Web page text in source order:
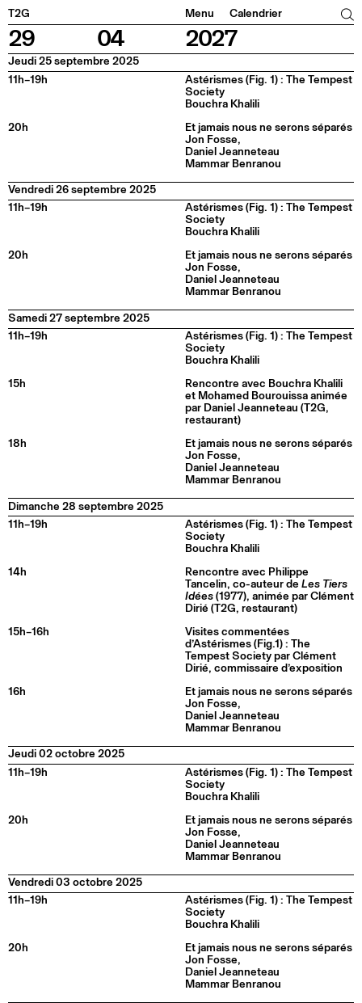
T2G Menu Calendrier
Facebook
Linkedin
29 04 2027
Jeudi 25 septembre 2025
11h–19h
Astérismes (Fig. 1) : The Tempest
Society
Bouchra Khalili
20h
Et jamais nous ne serons séparés
Jon Fosse,
Daniel Jeanneteau
Mammar Benranou
Vendredi 26 septembre 2025
11h–19h
Astérismes (Fig. 1) : The Tempest
Society
Bouchra Khalili
20h
Et jamais nous ne serons séparés
Jon Fosse,
Daniel Jeanneteau
Mammar Benranou
Samedi 27 septembre 2025
11h–19h
Astérismes (Fig. 1) : The Tempest
Society
Bouchra Khalili
15h
Rencontre avec Bouchra Khalili
et Mohamed Bourouissa animée
par Daniel Jeanneteau (T2G,
restaurant)
18h
Et jamais nous ne serons séparés
Jon Fosse,
Daniel Jeanneteau
Mammar Benranou
Dimanche 28 septembre 2025
11h–19h
Astérismes (Fig. 1) : The Tempest
Society
Bouchra Khalili
14h
Rencontre avec Philippe
Tancelin, co-auteur de Les Tiers
Idées (1977), animée par Clément
Dirié (T2G, restaurant)
15h–16h
Visites commentées
d’Astérismes (Fig.1) : The
Tempest Society par Clément
Dirié, commissaire d’exposition
16h
Et jamais nous ne serons séparés
Jon Fosse,
Daniel Jeanneteau
Mammar Benranou
Jeudi 02 octobre 2025
11h–19h
Astérismes (Fig. 1) : The Tempest
Society
Bouchra Khalili
20h
Et jamais nous ne serons séparés
Jon Fosse,
Daniel Jeanneteau
Mammar Benranou
Vendredi 03 octobre 2025
11h–19h
Astérismes (Fig. 1) : The Tempest
Society
Bouchra Khalili
20h
Et jamais nous ne serons séparés
Jon Fosse,
Daniel Jeanneteau
Mammar Benranou